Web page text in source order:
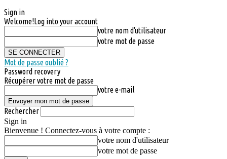
Sign in
Welcome!Log into your account
votre nom d'utilisateur
votre mot de passe
Mot de passe oublié ?
Password recovery
Récupérer votre mot de passe
votre e-mail
Rechercher
Sign in
Bienvenue ! Connectez-vous à votre compte :
votre nom d'utilisateur
votre mot de passe